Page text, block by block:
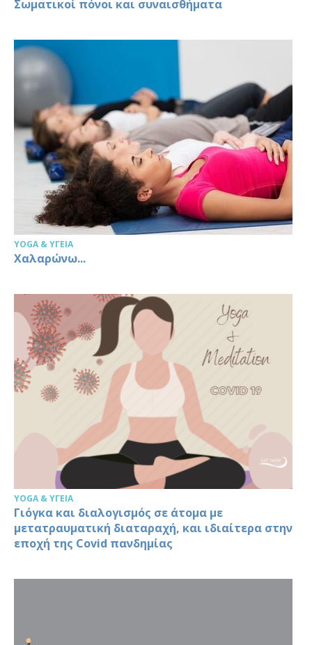
Σωματικοί πόνοι και συναισθήματα
YOGA & ΥΓΕΊΑ
Χαλαρώνω...
YOGA & ΥΓΕΊΑ
Γιόγκα και διαλογισμός σε άτομα με
μετατραυματική διαταραχή, και ιδιαίτερα στην
εποχή της Covid πανδημίας